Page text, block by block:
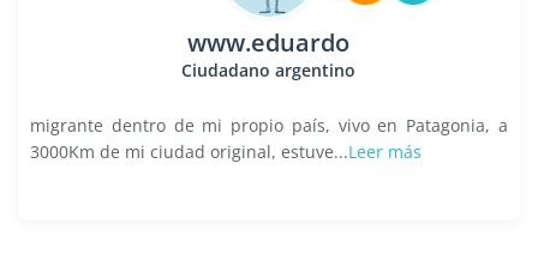
www.eduardo
Ciudadano argentino
migrante dentro de mi propio país, vivo en Patagonia, a
3000Km de mi ciudad original, estuve...Leer más